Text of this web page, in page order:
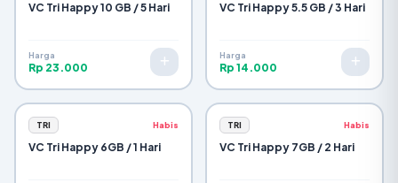
VC Tri Happy 10 GB / 5 Hari
Harga
Rp 23.000
VC Tri Happy 5.5 GB / 3 Hari
Harga
Rp 14.000
TRI Habis
VC Tri Happy 6GB / 1 Hari
TRI Habis
VC Tri Happy 7GB / 2 Hari